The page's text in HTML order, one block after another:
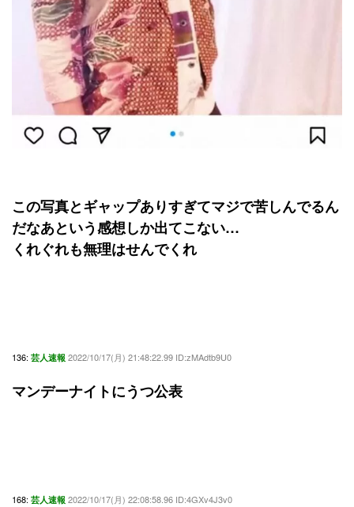
この写真とギャップありすぎてマジで苦しんでるん
だなあという感想しか出てこない…
くれぐれも無理はせんでくれ
136: 芸人速報 2022/10/17(月) 21:48:22.99 ID:zMAdtb9U0
マンデーナイトにうつ公表
168: 芸人速報 2022/10/17(月) 22:08:58.96 ID:4GXv4J3v0